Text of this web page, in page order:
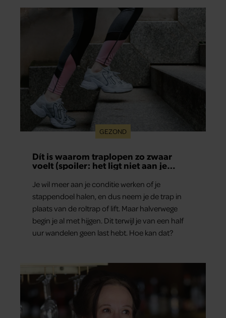
GEZOND
Dít is waarom traplopen zo zwaar
voelt (spoiler: het ligt niet aan je
Je wil meer aan je conditie werken of je
stappendoel halen, en dus neem je de trap in
plaats van de roltrap of lift. Maar halverwege
begin je al met hijgen. Dit terwijl je van een half
uur wandelen geen last hebt. Hoe kan dat?